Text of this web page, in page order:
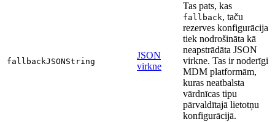
fallbackJSONString
JSON
virkne
Tas pats, kas
fallback, taču
rezerves konfigurācija
tiek nodrošināta kā
neapstrādāta JSON
virkne. Tas ir noderīgi
MDM platformām,
kuras neatbalsta
vārdnīcas tipu
pārvaldītajā lietotņu
konfigurācijā.